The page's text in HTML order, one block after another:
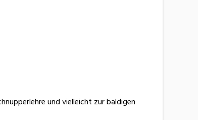
und vielleicht zur baldigen